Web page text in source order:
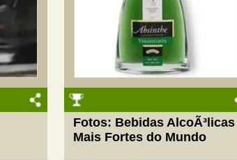
Fotos: Bebidas AlcoÃ³licas
Mais Fortes do Mundo